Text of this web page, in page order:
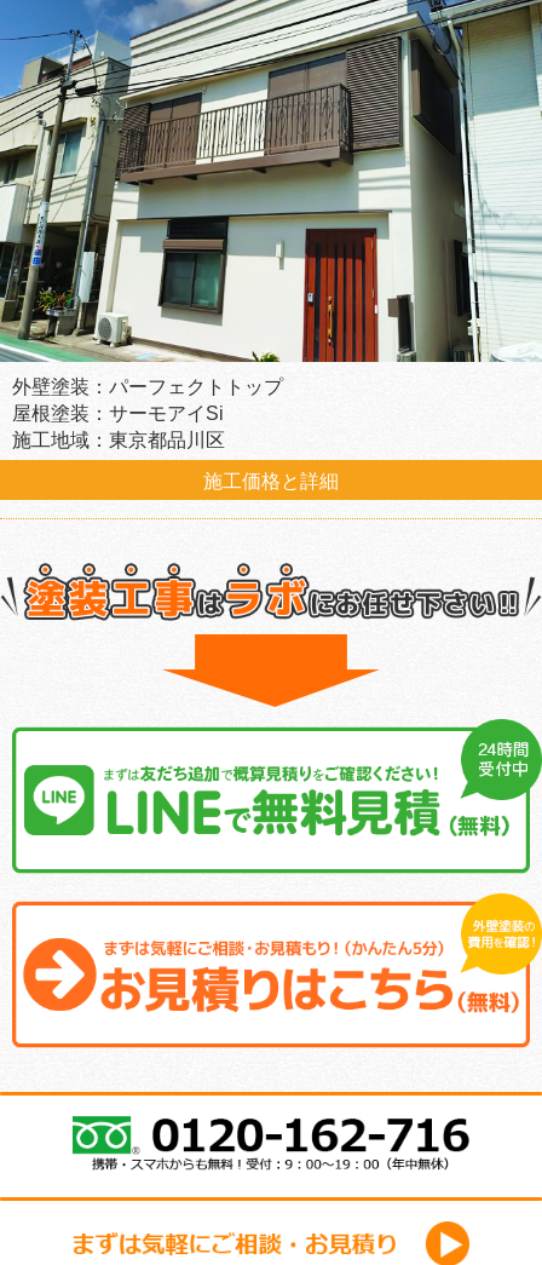
外壁塗装：パーフェクトトップ
屋根塗装：サーモアイSi
施工地域：東京都品川区
施工価格と詳細